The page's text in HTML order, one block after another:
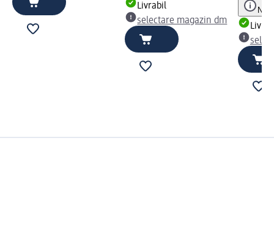
Livrabil
selectare magazin dm
Notă